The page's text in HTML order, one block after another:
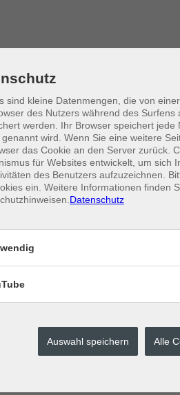
buchen.
sind kleine Datenmengen, die von
des Nutzers während des
werden. Ihr Browser speichert jede
wird. Wenn Sie eine weitere
das Cookie an den Server zurück.
für Websites entwickelt, um sich
des Benutzers aufzuzeichnen.
ein. Weitere Informationen finden
Datenschutz
Auswahl speichern Alle